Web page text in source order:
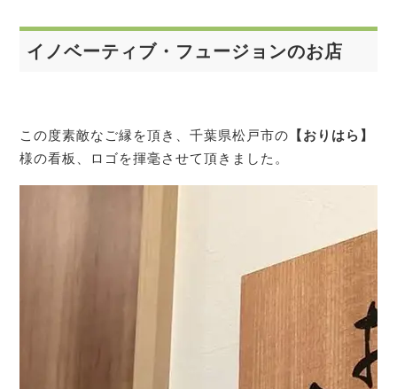
イノベーティブ・フュージョンのお店
この度素敵なご縁を頂き、千葉県松戸市の 【おりはら】
様の看板、ロゴを揮毫させて頂きました。